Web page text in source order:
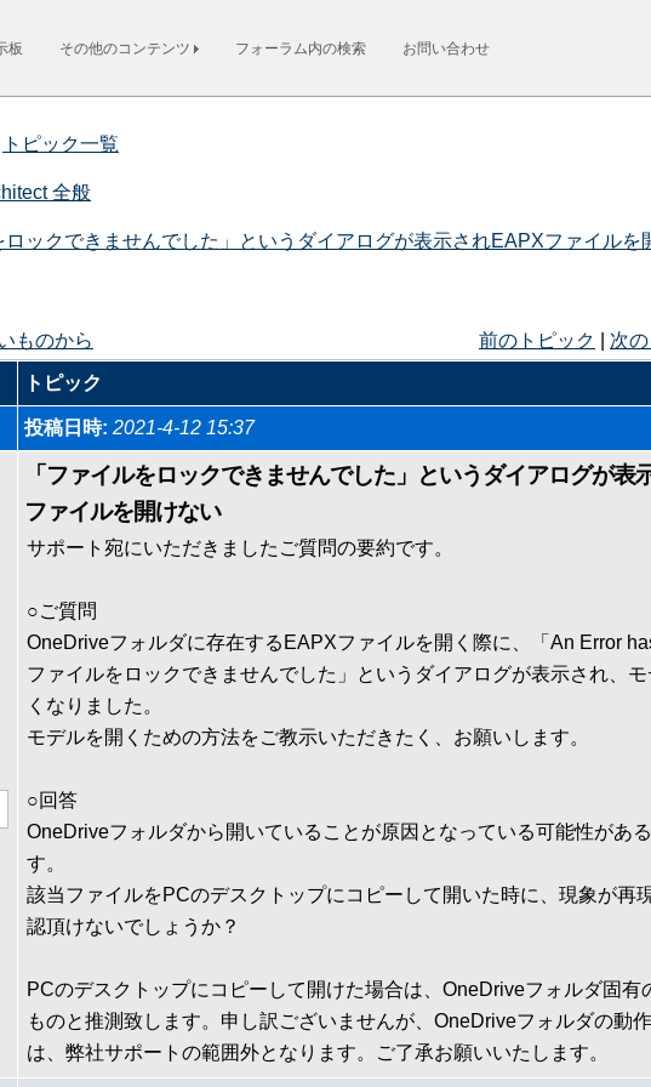
板 その他のコンテンツ フォーラム内の検索 お問い合わせ
トピック一覧
全般
ロックできませんでした」というダイアログが表示されEAPXファイルを
ものから 前のトピック 次
トピック
投稿日時: 2021-4-12 15:37
「ファイルをロックできませんでした」というダイアログが表
ファイルを開けない
サポート宛にいただきましたご質問の要約です。
○ご質問
OneDriveフォルダに存在するEAPXファイルを開く際に、「An Error
ファイルをロックできませんでした」というダイアログが表示され、
くなりました。
モデルを開くための方法をご教示いただきたく、お願いします。
○回答
OneDriveフォルダから開いていることが原因となっている可能性があ
す。
該当ファイルをPCのデスクトップにコピーして開いた時に、現象が再
認頂けないでしょうか？
PCのデスクトップにコピーして開けた場合は、OneDriveフォルダ固有
ものと推測致します。申し訳ございませんが、OneDriveフォルダの動
は、弊社サポートの範囲外となります。ご了承お願いいたします。